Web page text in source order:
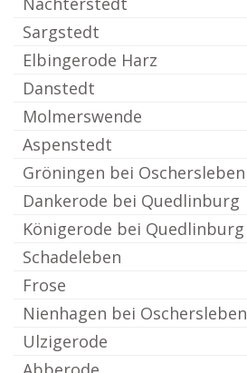
Sargstedt
Elbingerode Harz
Danstedt
Molmerswende
Aspenstedt
Gröningen bei Oschersleben
Dankerode bei Quedlinburg
Königerode bei Quedlinburg
Schadeleben
Frose
Nienhagen bei Oschersleben
Ulzigerode